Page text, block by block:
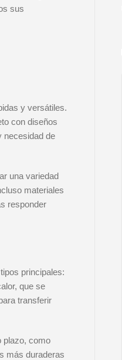
sus
y versátiles.
con diseños
necesidad de
una variedad
materiales
responder
principales:
que se
transferir
plazo, como
más duraderas